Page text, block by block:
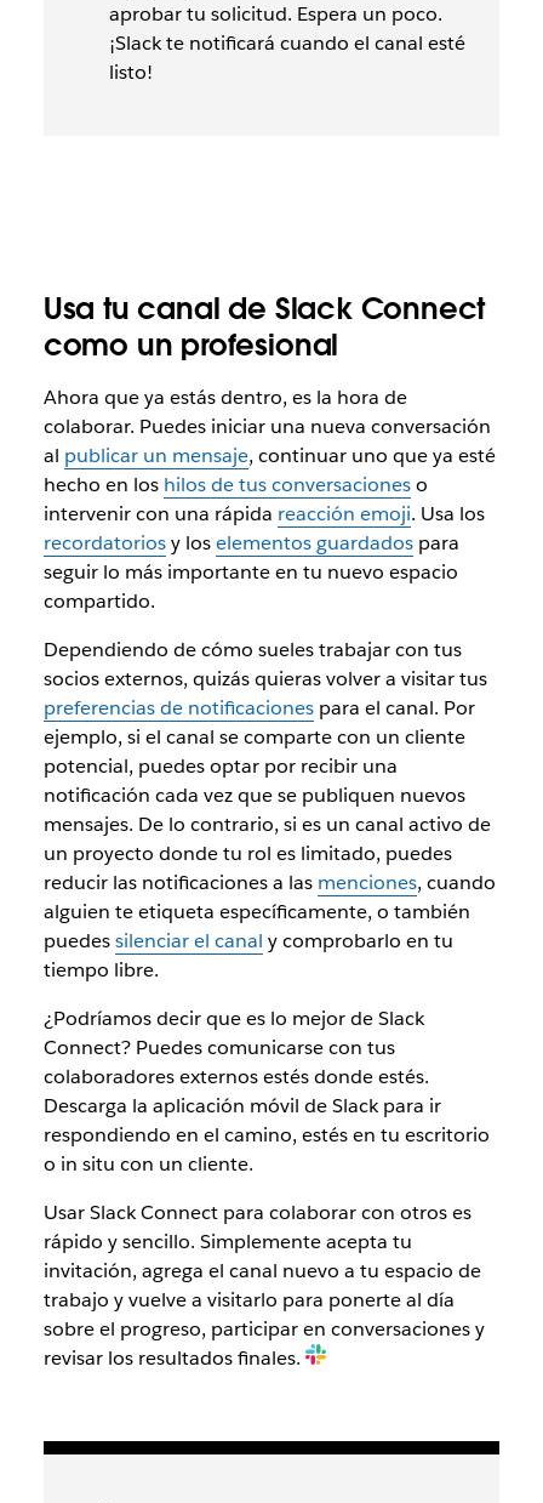
aprobar tu solicitud. Espera un poco.
¡Slack te notificará cuando el canal esté
listo!
Usa tu canal de Slack Connect
como un profesional
Ahora que ya estás dentro, es la hora de
colaborar. Puedes iniciar una nueva conversación
al publicar un mensaje, continuar uno que ya esté
hecho en los hilos de tus conversacioneso
intervenir con una rápida reacción emoji. Usa los
recordatoriosy loselementos guardadospara
seguir lo más importante en tu nuevo espacio
compartido.
Dependiendo de cómo sueles trabajar con tus
socios externos, quizás quieras volver a visitar tus
preferencias de notificacionespara el canal. Por
ejemplo, si el canal se comparte con un cliente
potencial, puedes optar por recibir una
notificación cada vez que se publiquen nuevos
mensajes. De lo contrario, si es un canal activo de
un proyecto donde tu rol es limitado, puedes
reducir las notificaciones a las menciones, cuando
alguien te etiqueta específicamente, o también
puedessilenciar el canal y comprobarlo en tu
tiempo libre.
¿Podríamos decir que es lo mejor de Slack
Connect? Puedes comunicarse con tus
colaboradores externos estés donde estés.
Descarga la aplicación móvil de Slack para ir
respondiendo en el camino, estés en tu escritorio
o in situ con un cliente.
Usar Slack Connect para colaborar con otros es
rápido y sencillo. Simplemente acepta tu
invitación, agrega el canal nuevo a tu espacio de
trabajo y vuelve a visitarlo para ponerte al día
sobre el progreso, participar en conversaciones y
revisar los resultados finales.